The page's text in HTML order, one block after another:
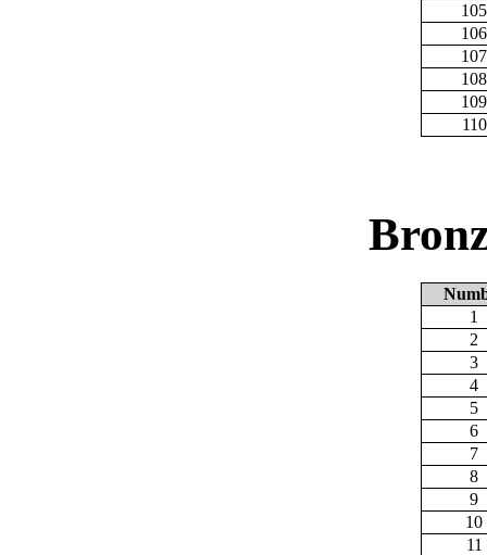
105
106
107
108
109
110
1
2
3
4
5
6
7
8
9
10
11